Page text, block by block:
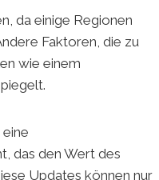
da einige Regionen
Faktoren, die zu
wie einem
das den Wert des
Updates können nur